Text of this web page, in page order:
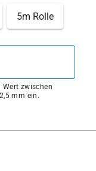
5m Rolle
Wert zwischen
mm ein.